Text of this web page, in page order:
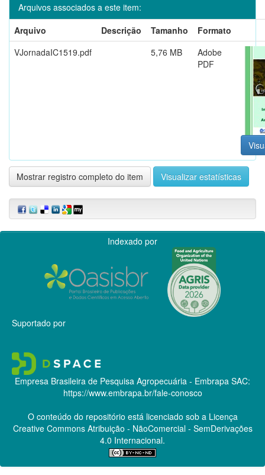
Arquivos associados a este item:
Arquivo
Descrição Tamanho
Formato
VJornadaIC1519.pdf
5,76 MB
Adobe
PDF
Mostrar registro completo do item Visualizar estatísticas
Indexado por
Suportado por
Empresa Brasileira de Pesquisa Agropecuária - Embrapa SAC:
https://www.embrapa.br/fale-conosco
O conteúdo do repositório está licenciado sob a Licença
Creative CommonsAtribuição - NãoComercial - SemDerivações
4.0 Internacional.